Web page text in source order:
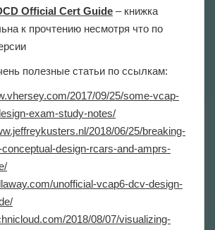
Official Cert Guide – книжка
к прочтению несмотря что по
полезные статьи по ссылкам:
2017/09/25/some-vcap-
exam-study-notes/
2018/06/25/breaking-
design-rcars-and-amprs-
unofficial-vcap6-dcv-design-
2018/08/07/visualizing-